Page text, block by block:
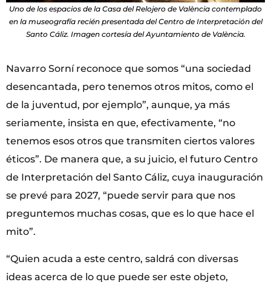
Uno de los espacios de la Casa del Relojero de València contemplado
en la museografía recién presentada del Centro de Interpretación del
Santo Cáliz. Imagen cortesía del Ayuntamiento de València.
Navarro Sorní reconoce que somos “una sociedad
desencantada, pero tenemos otros mitos, como el
de la juventud, por ejemplo”, aunque, ya más
seriamente, insista en que, efectivamente, “no
tenemos esos otros que transmiten ciertos valores
éticos”. De manera que, a su juicio, el futuro Centro
de Interpretación del Santo Cáliz, cuya inauguración
se prevé para 2027, “puede servir para que nos
preguntemos muchas cosas, que es lo que hace el
mito”.
“Quien acuda a este centro, saldrá con diversas
ideas acerca de lo que puede ser este objeto,